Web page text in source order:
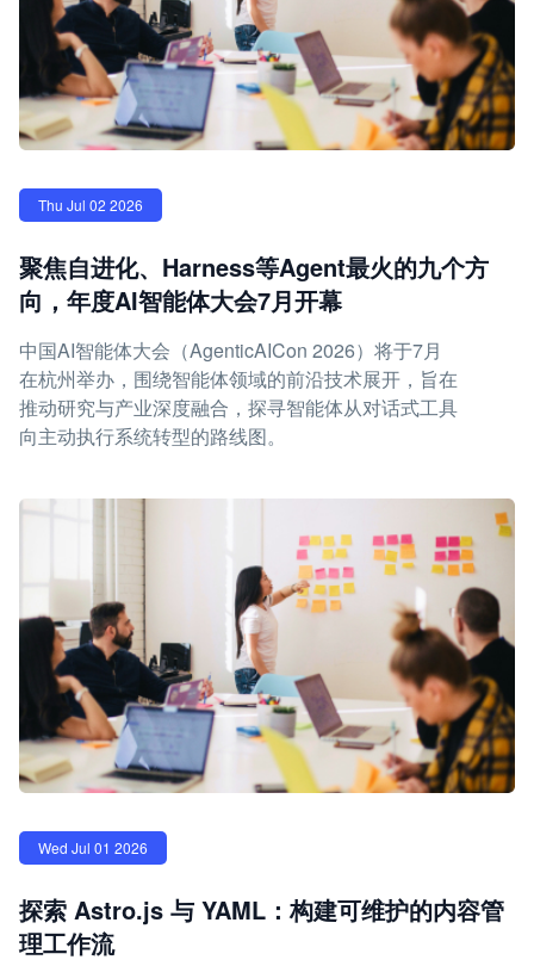
Thu Jul 02 2026
聚焦自进化、Harness等Agent最火的九个方
向，年度AI智能体大会7月开幕
中国AI智能体大会（AgenticAICon 2026）将于7月
在杭州举办，围绕智能体领域的前沿技术展开，旨在
推动研究与产业深度融合，探寻智能体从对话式工具
向主动执行系统转型的路线图。
Wed Jul 01 2026
探索 Astro.js 与 YAML：构建可维护的内容管
理工作流